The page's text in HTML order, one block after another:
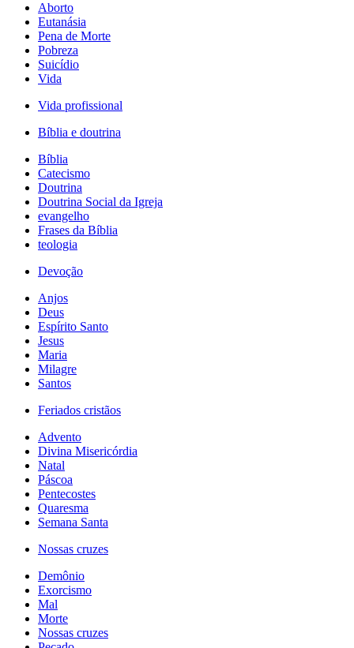
Aborto
Eutanásia
Pena de Morte
Pobreza
Suicídio
Vida
Vida profissional
Bíblia e doutrina
Bíblia
Catecismo
Doutrina
Doutrina Social da Igreja
evangelho
Frases da Bíblia
teologia
Devoção
Anjos
Deus
Espírito Santo
Jesus
Maria
Milagre
Santos
Feriados cristãos
Advento
Divina Misericórdia
Natal
Páscoa
Pentecostes
Quaresma
Semana Santa
Nossas cruzes
Demônio
Exorcismo
Mal
Morte
Nossas cruzes